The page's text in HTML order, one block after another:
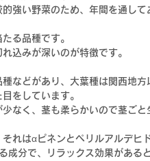
強い野菜のため、年間を通して
る品種です。
込みが深いのが特徴です。
などがあり、大葉種は関西地
をしています。
なく、茎も柔らかいので茎ごと
れはαピネンとペリルアルデヒ
成分で、リラックス効果がある